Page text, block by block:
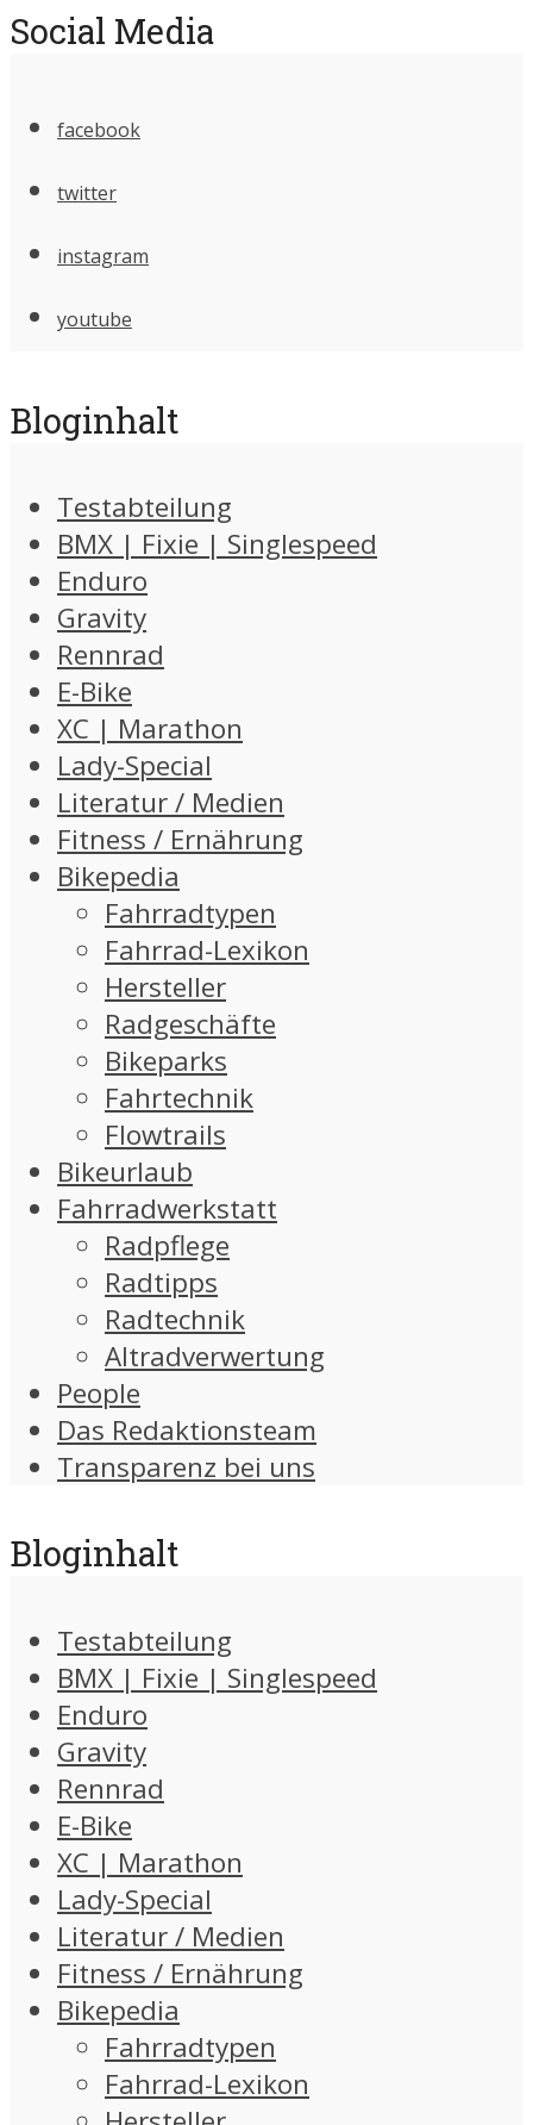
Social Media
facebook
twitter
instagram
youtube
Bloginhalt
Testabteilung
BMX | Fixie | Singlespeed
Enduro
Gravity
Rennrad
E-Bike
XC | Marathon
Lady-Special
Literatur / Medien
Fitness / Ernährung
Bikepedia
Fahrradtypen
Fahrrad-Lexikon
Hersteller
Radgeschäfte
Bikeparks
Fahrtechnik
Flowtrails
Bikeurlaub
Fahrradwerkstatt
Radpflege
Radtipps
Radtechnik
Altradverwertung
People
Das Redaktionsteam
Transparenz bei uns
Bloginhalt
Testabteilung
BMX | Fixie | Singlespeed
Enduro
Gravity
Rennrad
E-Bike
XC | Marathon
Lady-Special
Literatur / Medien
Fitness / Ernährung
Bikepedia
Fahrradtypen
Fahrrad-Lexikon